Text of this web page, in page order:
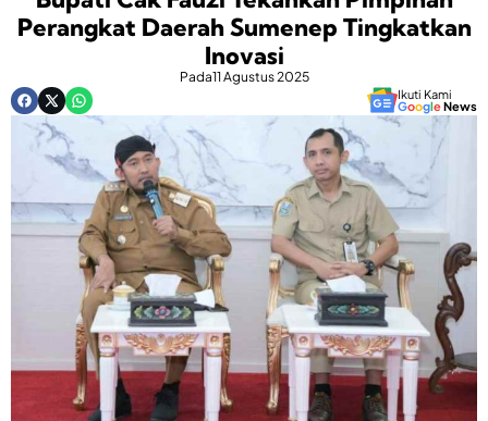
Perangkat Daerah Sumenep Tingkatkan
Inovasi
Pada11 Agustus 2025
Ikuti Kami
GoogleNews